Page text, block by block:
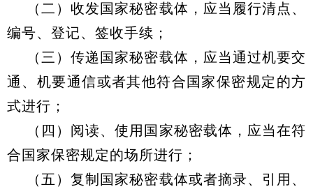
（二）收发国家秘密载体，应当履行清点、
编号、登记、签收手续；
（三）传递国家秘密载体，应当通过机要交
通、机要通信或者其他符合国家保密规定的方
式进行；
（四）阅读、使用国家秘密载体，应当在符
合国家保密规定的场所进行；
（五）复制国家秘密载体或者摘录、引用、